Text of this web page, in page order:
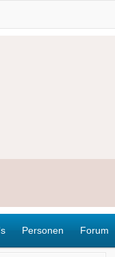
Personen Forum